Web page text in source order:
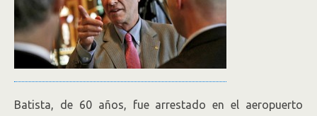
Batista, de 60 años, fue arrestado en el aeropuerto